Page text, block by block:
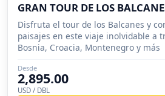
GRAN TOUR DE LOS
Disfruta el tour de los Balcanes y
paisajes en este viaje inolvidable a
Bosnia, Croacia, Montenegro y más
Desde
2,895.00
USD / DBL